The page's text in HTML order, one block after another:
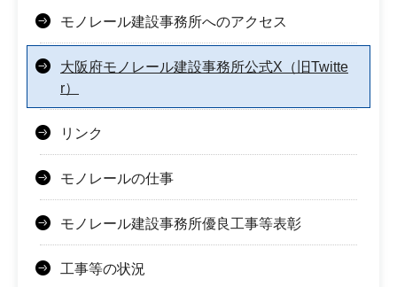
モノレール建設事務所へのアクセス
大阪府モノレール建設事務所公式X（旧Twitte
r）
リンク
モノレールの仕事
モノレール建設事務所優良工事等表彰
工事等の状況